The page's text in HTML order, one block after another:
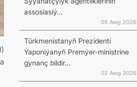
assosiasiý...
05 Awg 2026
Türkmenistanyň Prezidenti
Ýaponiýanyň Premýer-ministrine
gynanç bildir...
02 Awg 2026